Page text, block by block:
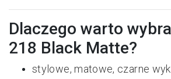
Dlaczego warto
218 Black Matte?
stylowe, matowe, czarne